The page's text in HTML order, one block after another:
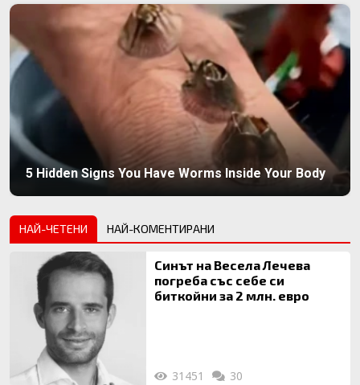
5 Hidden Signs You Have Worms Inside Your Body
НАЙ-ЧЕТЕНИ НАЙ-КОМЕНТИРАНИ
Синът на Весела Лечева
погреба със себе си
биткойни за 2 млн. евро
31451 30